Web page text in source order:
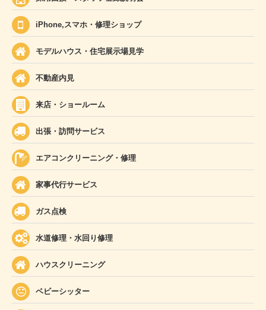
iPhone,スマホ・修理ショップ
モデルハウス・住宅展示場見学
不動産内見
来店・ショールーム
出張・訪問サービス
エアコンクリーニング・修理
家事代行サービス
ガス点検
水道修理・水回り修理
ハウスクリーニング
ベビーシッター